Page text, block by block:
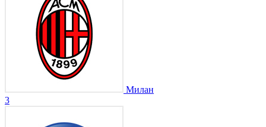
Милан
3